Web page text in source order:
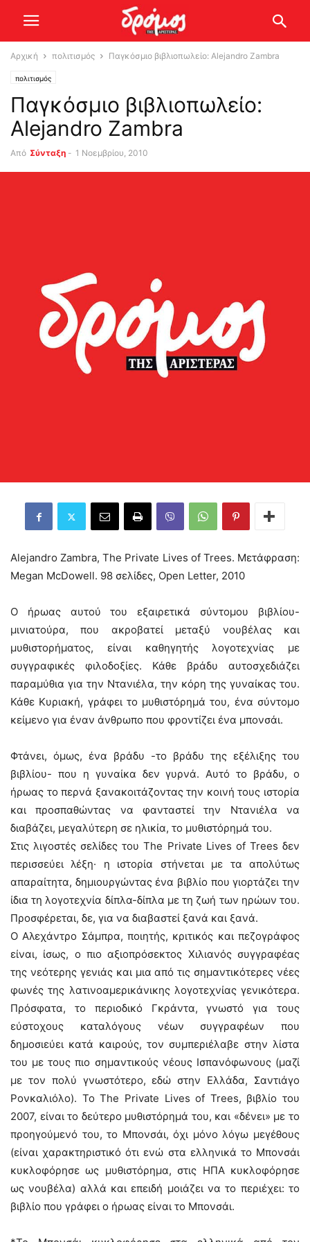
Αρχική πολιτισμός Παγκόσμιο βιβλιοπωλείο: Alejandro Zambra
πολιτισμός
Παγκόσμιο βιβλιοπωλείο:
Alejandro Zambra
Από Σύνταξη - 1 Νοεμβρίου, 2010
Alejandro Zambra, The Private Lives of Trees. Μετάφραση:
Megan McDowell. 98 σελίδες, Open Letter, 2010
Ο ήρωας αυτού του εξαιρετικά σύντομου βιβλίου-
μινιατούρα, που ακροβατεί μεταξύ νουβέλας και
μυθιστορήματος, είναι καθηγητής λογοτεχνίας με
συγγραφικές φιλοδοξίες. Κάθε βράδυ αυτοσχεδιάζει
παραμύθια για την Ντανιέλα, την κόρη της γυναίκας του.
Κάθε Κυριακή, γράφει το μυθιστόρημά του, ένα σύντομο
κείμενο για έναν άνθρωπο που φροντίζει ένα μπονσάι.
Φτάνει, όμως, ένα βράδυ -το βράδυ της εξέλιξης του
βιβλίου- που η γυναίκα δεν γυρνά. Αυτό το βράδυ, ο
ήρωας το περνά ξανακοιτάζοντας την κοινή τους ιστορία
και προσπαθώντας να φανταστεί την Ντανιέλα να
διαβάζει, μεγαλύτερη σε ηλικία, το μυθιστόρημά του.
Στις λιγοστές σελίδες του The Private Lives of Trees δεν
περισσεύει λέξη· η ιστορία στήνεται με τα απολύτως
απαραίτητα, δημιουργώντας ένα βιβλίο που γιορτάζει την
ίδια τη λογοτεχνία δίπλα-δίπλα με τη ζωή των ηρώων του.
Προσφέρεται, δε, για να διαβαστεί ξανά και ξανά.
Ο Αλεχάντρο Σάμπρα, ποιητής, κριτικός και πεζογράφος
είναι, ίσως, ο πιο αξιοπρόσεκτος Χιλιανός συγγραφέας
της νεότερης γενιάς και μια από τις σημαντικότερες νέες
φωνές της λατινοαμερικάνικης λογοτεχνίας γενικότερα.
Πρόσφατα, το περιοδικό Γκράντα, γνωστό για τους
εύστοχους καταλόγους νέων συγγραφέων που
δημοσιεύει κατά καιρούς, τον συμπεριέλαβε στην λίστα
του με τους πιο σημαντικούς νέους Ισπανόφωνους (μαζί
με τον πολύ γνωστότερο, εδώ στην Ελλάδα, Σαντιάγο
Ρονκαλιόλο). Το The Private Lives of Trees, βιβλίο του
2007, είναι το δεύτερο μυθιστόρημά του, και «δένει» με το
προηγούμενό του, το Μπονσάι, όχι μόνο λόγω μεγέθους
(είναι χαρακτηριστικό ότι ενώ στα ελληνικά το Μπονσάι
κυκλοφόρησε ως μυθιστόρημα, στις ΗΠΑ κυκλοφόρησε
ως νουβέλα) αλλά και επειδή μοιάζει να το περιέχει: το
βιβλίο που γράφει ο ήρωας είναι το Μπονσάι.